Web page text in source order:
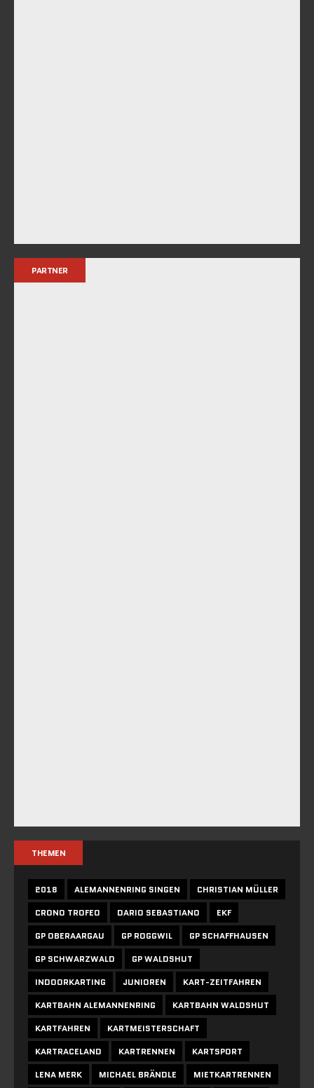
PARTNER
THEMEN
2018 ALEMANNENRING SINGEN
CHRISTIAN MÜLLER
CRONO TROFEO
DARIO SEBASTIANO
EKF
GP OBERAARGAU
GP ROGGWIL
GP SCHAFFHAUSEN
GP SCHWARZWALD
GP WALDSHUT
INDOORKARTING
JUNIOREN
KART-ZEITFAHREN
KARTBAHN ALEMANNENRING
KARTBAHN WALDSHUT
KARTFAHREN
KARTMEISTERSCHAFT
KARTRACELAND
KARTRENNEN
KARTSPORT
LENA MERK
MICHAEL BRÄNDLE MIETKARTRENNEN